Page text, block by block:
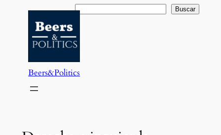
contenido
Buscar Buscar
Beers&Politics